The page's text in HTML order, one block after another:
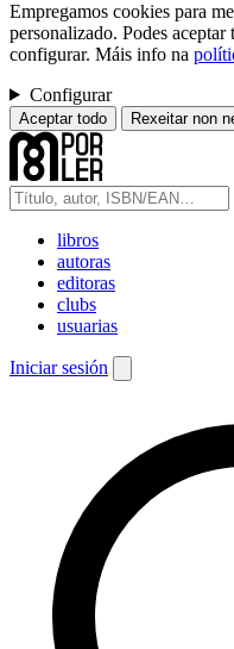
Empregamos cookies para
personalizado. Podes aceptar
configurar. Máis info na
Configurar
Aceptar todo Rexeitar non
libros
autoras
editoras
clubs
usuarias
Iniciar sesión